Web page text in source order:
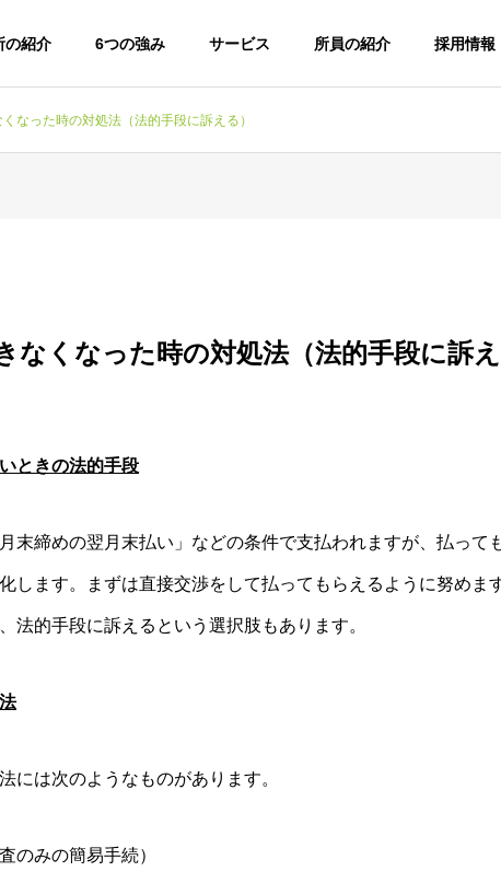
の紹介 6つの強み サービス 所員の紹介 採用情報
なった時の対処法（法的手段に訴える）
なくなった時の対処法（法的手段に訴え
ときの法的手段
末締めの翌月末払い」などの条件で支払われますが、払って
します。まずは直接交渉をして払ってもらえるように努めま
法的手段に訴えるという選択肢もあります。
には次のようなものがあります。
のみの簡易手続）